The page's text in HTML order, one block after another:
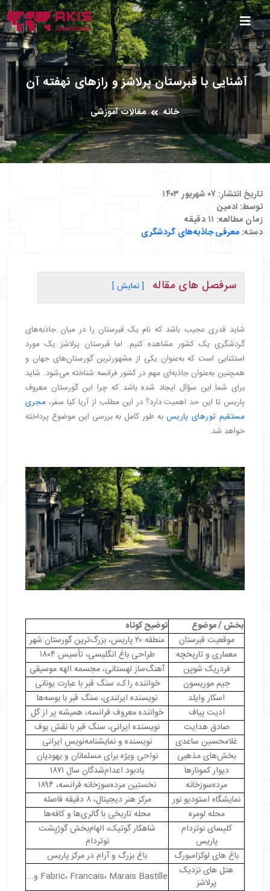
آشنایی با قبرستان پرلاشز و رازهای نهفته آن
خانه مقالات آموزشی
تاریخ انتشار: ۰۷ شهریور ۱۴۰۳
توسط: ادمین
زمان مطالعه: ۱۱ دقیقه
دسته: معرفی جاذبه‌های گردشگری
سرفصل های مقاله
[ نمایش ]
・قبرستان پرلاشز کجاست؟
تاریخچه و معماری قبرستان پرلاشز
・افراد مشهور دفن شده در قبرستان پرلاشز
・ مشهورترین ایرانی‌ های قبرستان پرلاشز
・
دیگر مشاهیر ایرانی دفن شده در قبرستان پرلاشز
・ بخش‌ های مختلف گورستان پرلاشز
・محراب‌ ها و بخش‌ های مذهبی
・ مرده سوز خانه و محل نگهداری خاکستر مردگان
・ دیوار کمونارها
・جاهای دیدنی اطراف قبرستان پرلاشز
・نمایشگاه استودیو نور (Atelier des Lumières)
・لومره؛ محله‌ ای پر از جاذبه‌ های خاص در پاریس
・کلیسای جامع نوتردام پاریس
・باغ‌ های لوکزامبورگ
・ هتل‌ های اطراف گورستان پرلاشز
شاید قدری عجیب باشد که نام یک قبرستان را در میان جاذبه‌های
گردشگری یک کشور مشاهده کنیم. اما قبرستان پرلاشز یک مورد
استثنایی است که به‌عنوان یکی از مشهورترین گورستان‌های جهان و
همچنین به‌عنوان جاذبه‌ای مهم در کشور فرانسه شناخته می‌شود. شاید
برای شما این سؤال ایجاد شده باشد که چرا این گورستان معروف
پاریس تا این حد اهمیت دارد؟ در این مطلب از آریا کیا سفر، مجری
مستقیم تورهای پاریس به طور کامل به بررسی این موضوع پرداخته
خواهد شد.
بخش / موضوع
توضیح کوتاه
موقعیت قبرستان
منطقه ۲۰ پاریس، بزرگ‌ترین گورستان شهر
معماری و تاریخچه
طراحی باغ انگلیسی، تأسیس ۱۸۰۴
فردریک شوپن
آهنگ‌ساز لهستانی، مجسمه الهه موسیقی
جیم موریسون
خواننده راک، سنگ قبر با عبارت یونانی
اسکار وایلد
نویسنده ایرلندی، سنگ قبر با بوسه‌ها
ادیت پیاف
خواننده معروف فرانسه، همیشه پر از گل
صادق هدایت
نویسنده ایرانی، سنگ قبر با نقش بوف
غلامحسین ساعدی
نویسنده و نمایشنامه‌نویس ایرانی
بخش‌های مذهبی
نواحی ویژه برای مسلمانان و یهودیان
دیوار کمونارها
یادبود اعدام‌شدگان سال ۱۸۷۱
مرده‌سوزخانه
نخستین مرده‌سوزخانه فرانسه، ۱۸۹۴
نمایشگاه استودیو نور
مرکز هنر دیجیتال، ۸ دقیقه فاصله
محله لومره
محله تاریخی با گالری‌ها و کافه‌ها
کلیسای نوتردام
پاریس
شاهکار گوتیک، الهام‌بخش گوژپشت
نوتردام
باغ‌ های لوکزامبورگ
باغ بزرگ و آرام در مرکز پاریس
هتل‌ های نزدیک
پرلاشز
Fabric، Francais، Marais Bastille و...